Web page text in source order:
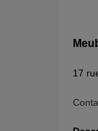
17